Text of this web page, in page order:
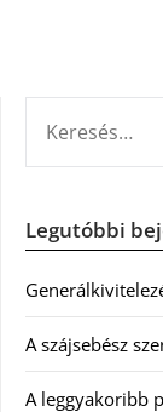
Legutóbbi
A szájsebész
A leggyakoribb